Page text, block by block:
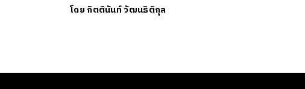
โดย กิตตินันท์ วัฒนธิติกุล